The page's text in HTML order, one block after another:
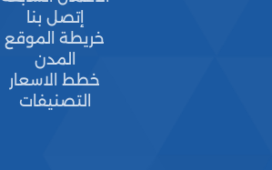
إتصل بنا
خريطة الموقع
المدن
خطط الاسعار
التصنيفات